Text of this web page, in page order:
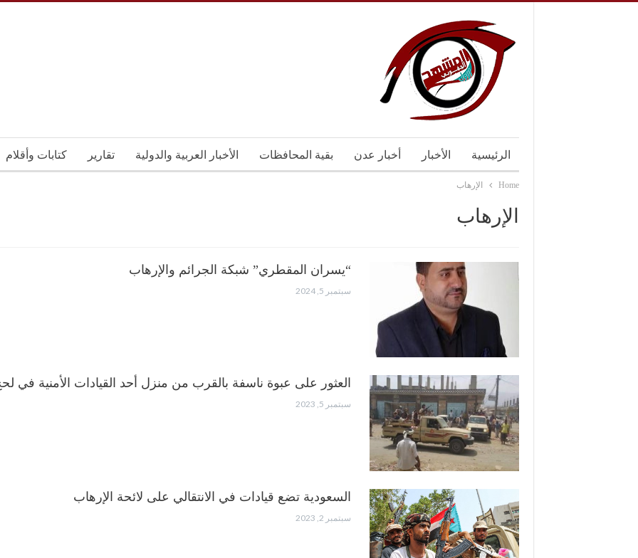
الرئيسية الأخبار أخبار عدن بقية المحافظات الأخبار العربية والدولية تقارير كتابات وأقلام
Home الإرهاب
الإرهاب
“يسران المقطري” شبكة الجرائم والإرهاب
سبتمبر 5, 2024
العثور على عبوة ناسفة بالقرب من منزل أحد القيادات الأمنية في
سبتمبر 5, 2023
السعودية تضع قيادات في الانتقالي على لائحة الإرهاب
سبتمبر 2, 2023